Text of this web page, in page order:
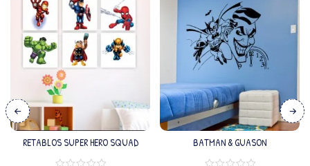
RETABLOS SUPER HERO SQUAD BATMAN & GUASON